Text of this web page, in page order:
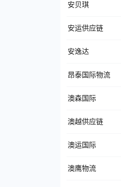
安贝琪
安运供应链
安逸达
昂泰国际物流
澳森国际
澳越供应链
澳运国际
澳鹰物流